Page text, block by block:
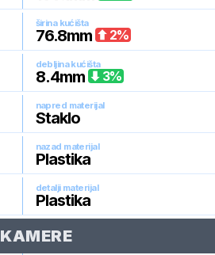
širina kućišta
76.8mm 2%
debljina kućišta
8.4mm 3%
napred materijal
Staklo
nazad materijal
Plastika
detalji materijal
Plastika
KAMERE